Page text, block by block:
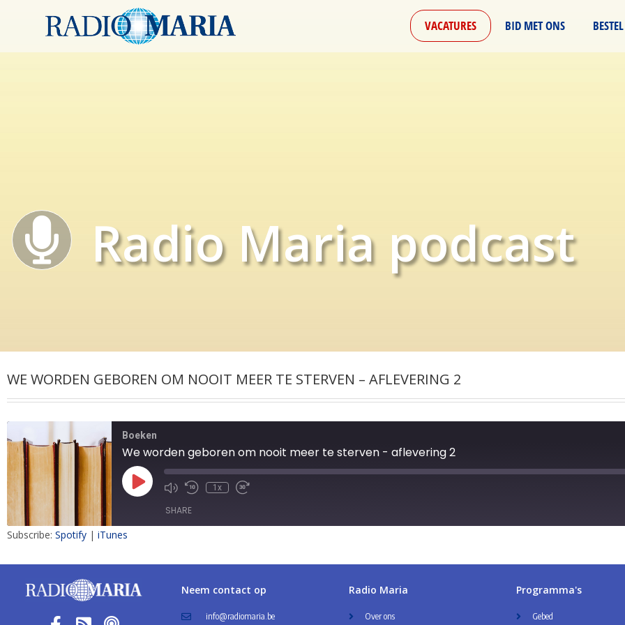
VACATURES BID MET ONS BESTEL
Radio Maria podcast
WE WORDEN GEBOREN OM NOOIT MEER TE STERVEN – AFLEVERING 2
Boeken
We worden geboren om nooit meer te sterven - aflevering 2
1x
SHARE
LINK
Subscribe: Spotify | iTunes
Neem contact op
info@radiomaria.be
Radio Maria
Over ons
Programma's
Gebed